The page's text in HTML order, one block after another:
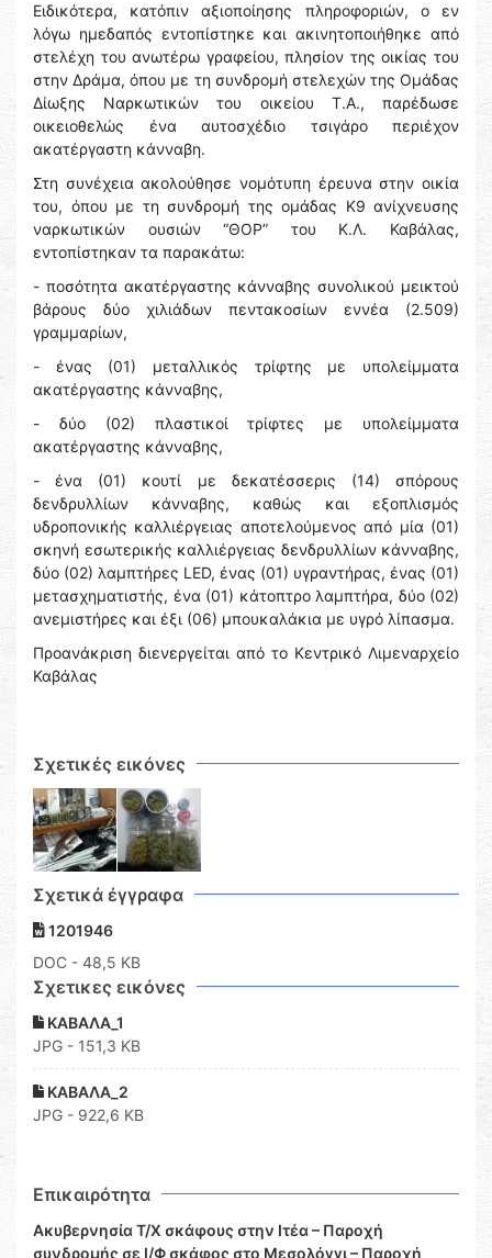
Ειδικότερα, κατόπιν αξιοποίησης πληροφοριών, ο εν
λόγω ημεδαπός εντοπίστηκε και ακινητοποιήθηκε από
στελέχη του ανωτέρω γραφείου, πλησίον της οικίας του
στην Δράμα, όπου με τη συνδρομή στελεχών της Ομάδας
Δίωξης Ναρκωτικών του οικείου Τ.Α., παρέδωσε
οικειοθελώς ένα αυτοσχέδιο τσιγάρο περιέχον
ακατέργαστη κάνναβη.
Στη συνέχεια ακολούθησε νομότυπη έρευνα στην οικία
του, όπου με τη συνδρομή της ομάδας K9 ανίχνευσης
ναρκωτικών ουσιών “ΘΟΡ” του Κ.Λ. Καβάλας,
εντοπίστηκαν τα παρακάτω:
- ποσότητα ακατέργαστης κάνναβης συνολικού μεικτού
βάρους δύο χιλιάδων πεντακοσίων εννέα (2.509)
γραμμαρίων,
- ένας (01) μεταλλικός τρίφτης με υπολείμματα
ακατέργαστης κάνναβης,
- δύο (02) πλαστικοί τρίφτες με υπολείμματα
ακατέργαστης κάνναβης,
- ένα (01) κουτί με δεκατέσσερις (14) σπόρους
δενδρυλλίων κάνναβης, καθώς και εξοπλισμός
υδροπονικής καλλιέργειας αποτελούμενος από μία (01)
σκηνή εσωτερικής καλλιέργειας δενδρυλλίων κάνναβης,
δύο (02) λαμπτήρες LED, ένας (01) υγραντήρας, ένας (01)
μετασχηματιστής, ένα (01) κάτοπτρο λαμπτήρα, δύο (02)
ανεμιστήρες και έξι (06) μπουκαλάκια με υγρό λίπασμα.
Προανάκριση διενεργείται από το Κεντρικό Λιμεναρχείο
Καβάλας
Σχετικές εικόνες
Σχετικά έγγραφα
1201946
DOC - 48,5 KB
Σχετικες εικόνες
ΚΑΒΑΛΑ_1
JPG - 151,3 KB
ΚΑΒΑΛΑ_2
JPG - 922,6 KB
Επικαιρότητα
Ακυβερνησία Τ/Χ σκάφους στην Ιτέα – Παροχή
συνδρομής σε Ι/Φ σκάφος στο Μεσολόγγι – Παροχή